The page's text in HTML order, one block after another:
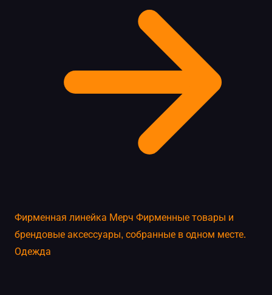
Фирменная линейка Мерч Фирменные товары и
брендовые аксессуары, собранные в одном месте.
Одежда